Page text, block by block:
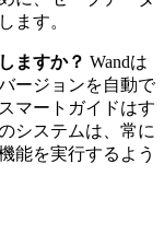
ます。
ますか？ Wandは
ージョンを自動で
マートガイドはす
システムは、常に
能を実行するよう